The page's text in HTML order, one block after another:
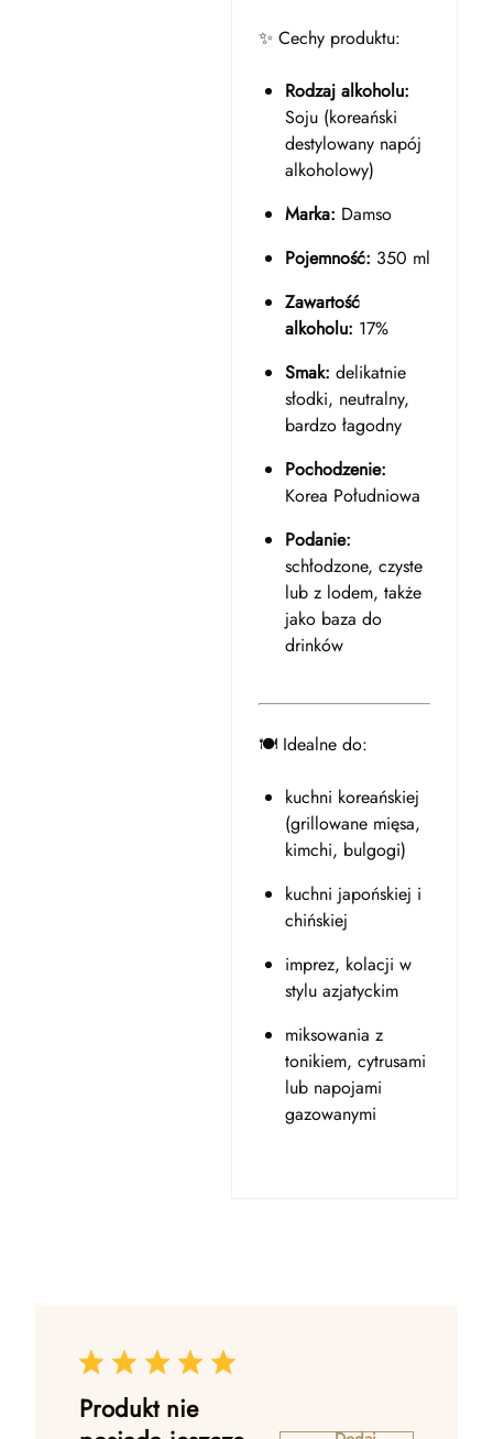
✨ Cechy produktu:
Rodzaj alkoholu:
Soju (koreański
destylowany napój
alkoholowy)
Marka: Damso
Pojemność: 350 ml
Zawartość
alkoholu: 17%
Smak: delikatnie
słodki, neutralny,
bardzo łagodny
Pochodzenie:
Korea Południowa
Podanie:
schłodzone, czyste
lub z lodem, także
jako baza do
drinków
🍽️ Idealne do:
kuchni koreańskiej
(grillowane mięsa,
kimchi, bulgogi)
kuchni japońskiej i
chińskiej
imprez, kolacji w
stylu azjatyckim
miksowania z
tonikiem, cytrusami
lub napojami
gazowanymi
Produkt nie